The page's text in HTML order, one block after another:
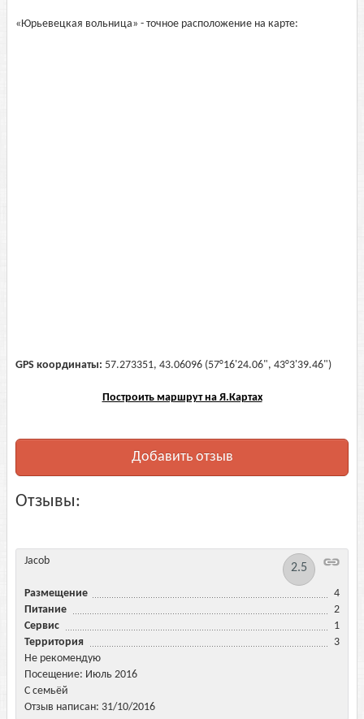
«Юрьевецкая вольница» - точное расположение на карте:
GPS координаты: 57.273351, 43.06096 (57°16'24.06", 43°3'39.46")
Построить маршрут на Я.Картах
Добавить отзыв
Отзывы:
Jacob
2.5
Размещение
4
Питание
2
Сервис
1
Территория
3
Не рекомендую
Посещение: Июль 2016
С семьёй
Отзыв написан: 31/10/2016